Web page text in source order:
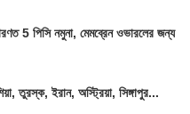
5 পিসি নমুনা, মেমব্রেন ওভারলের জন্য
তুরস্ক, ইরান, অস্ট্রিয়া, সিঙ্গাপুর...